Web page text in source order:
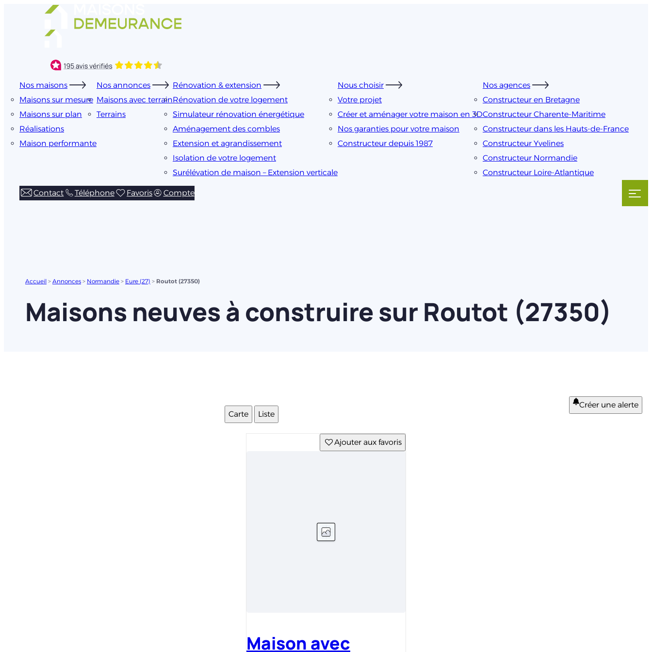
Nos maisons
Maisons sur mesure
Maisons sur plan
Réalisations
Maison performante
Nos annonces
Maisons avec terrain
Terrains
Rénovation & extension
Rénovation de votre logement
Simulateur rénovation énergétique
Aménagement des combles
Extension et agrandissement
Isolation de votre logement
Surélévation de maison – Extension verticale
Nous choisir
Votre projet
Créer et aménager votre maison en 3D
Nos garanties pour votre maison
Constructeur depuis 1987
Nos agences
Constructeur en Bretagne
Constructeur Charente-Maritime
Constructeur dans les Hauts-de-France
Constructeur Yvelines
Constructeur Normandie
Constructeur Loire-Atlantique
Contact Téléphone Favoris Compte
Accueil > Annonces > Normandie > Eure (27) > Routot (27350)
Maisons neuves à construire sur Routot (27350)
Carte Liste
Créer une alerte
Ajouter aux favoris
Maison avec